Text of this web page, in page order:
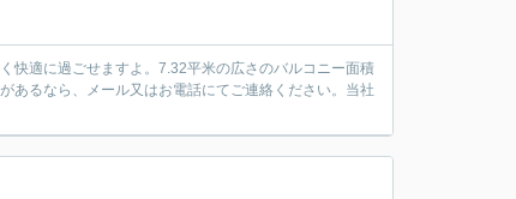
快適に過ごせますよ。7.32平米の広さのバルコニー面積
あるなら、メール又はお電話にてご連絡ください。当社